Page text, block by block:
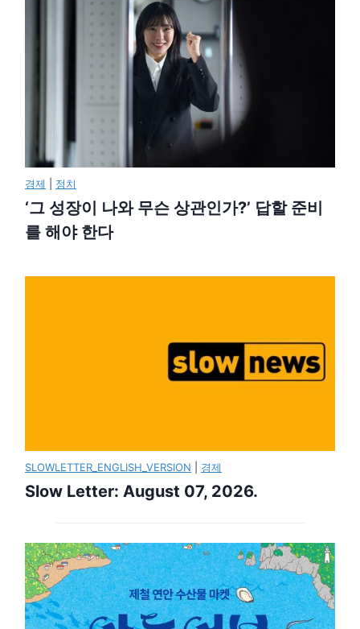
경제 정치
‘그 성장이 나와 무슨 상관인가?’ 답할 준비
를 해야 한다
SLOWLETTER_ENGLISH_VERSION 경제
Slow Letter: August 07, 2026.